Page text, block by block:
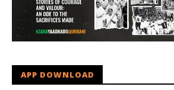
APP DOWNLOAD